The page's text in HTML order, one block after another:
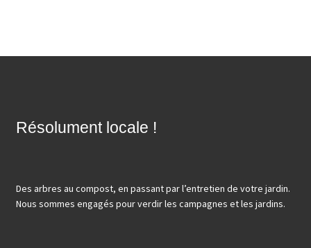
Résolument locale !
Des arbres au compost, en passant par l’entretien de votre jardin.
Nous sommes engagés pour verdir les campagnes et les jardins.